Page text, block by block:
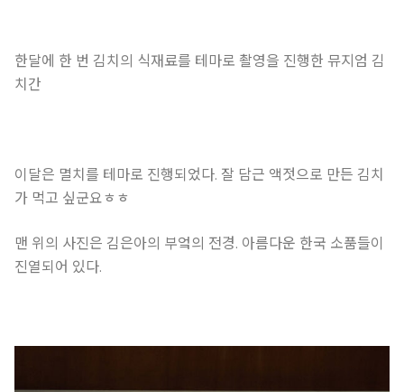
한달에 한 번 김치의 식재료를 테마로 촬영을 진행한 뮤지엄 김
치간
이달은 멸치를 테마로 진행되었다. 잘 담근 액젓으로 만든 김치
가 먹고 싶군요ㅎㅎ
맨 위의 사진은 김은아의 부엌의 전경. 아름다운 한국 소품들이
진열되어 있다.